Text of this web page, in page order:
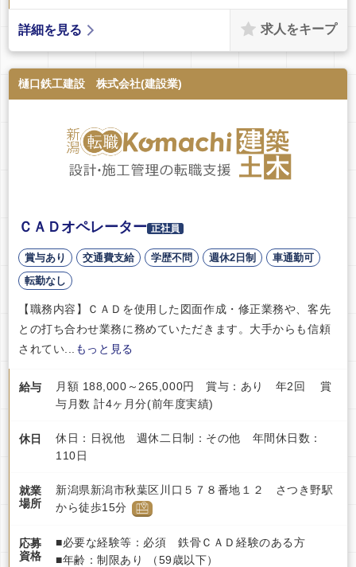
詳細を見る 求人をキープ
樋口鉄工建設 株式会社(建設業)
ＣＡＤオペレーター 正社員
賞与あり 交通費支給 学歴不問 週休2日制
車通勤可
転勤なし
【職務内容】ＣＡＤを使用した図面作成・修正業務や、客先
との打ち合わせ業務に務めていただきます。大手からも信頼
されてい... もっと見る
給与
月額 188,000～265,000円 賞与：あり 年2回 賞
与月数 計4ヶ月分(前年度実績)
休日
休日：日祝他 週休二日制：その他 年間休日数：
110日
就業
場所
新潟県新潟市秋葉区川口５７８番地１２ さつき野駅
から徒歩15分
応募
資格
■必要な経験等：必須 鉄骨ＣＡＤ経験のある方
■年齢：制限あり （59歳以下）